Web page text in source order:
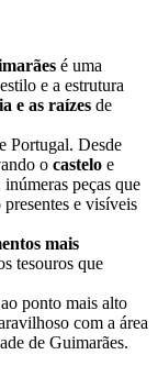
é uma
e a estrutura
e as raízes de
Portugal. Desde
o castelo e
peças que
e visíveis
mais
tesouros que
ponto mais alto
com a área
de Guimarães.